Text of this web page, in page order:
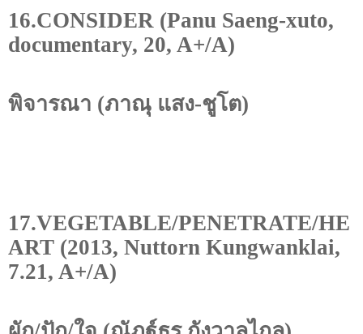
16.CONSIDER (Panu Saeng-xuto,
documentary, 20, A+/A)
พิจารณา (ภาณุ แสง-ชูโต)
17.VEGETABLE/PENETRATE/HE
ART (2013, Nuttorn Kungwanklai,
7.21, A+/A)